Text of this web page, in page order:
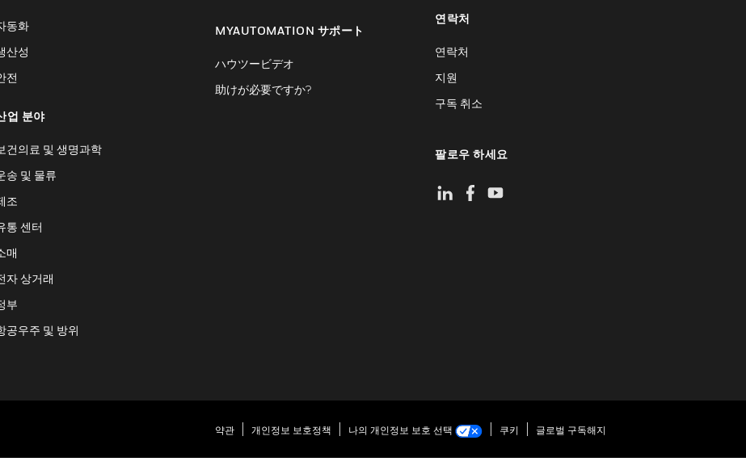
동화
산성
전
업 분야
건의료 및 생명과학
송 및 물류
조
통 센터
매
자 상거래
부
공우주 및 방위
MYAUTOMATION サポート
ハウツービデオ
助けが必要ですか?
연락처
연락처
지원
구독 취소
팔로우 하세요
약관 개인정보 보호정책 나의 개인정보 보호 선택 쿠키 글로벌 구독해지